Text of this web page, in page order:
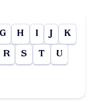
G H I J K
R S T U